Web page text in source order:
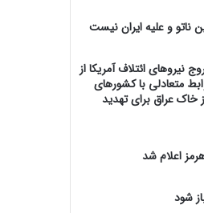
ناتو و علیه ایران نیست
خروج نیروهای ائتلاف آمریکا از
متعادلی با کشورهای
خاک عراق برای تهدید
شود